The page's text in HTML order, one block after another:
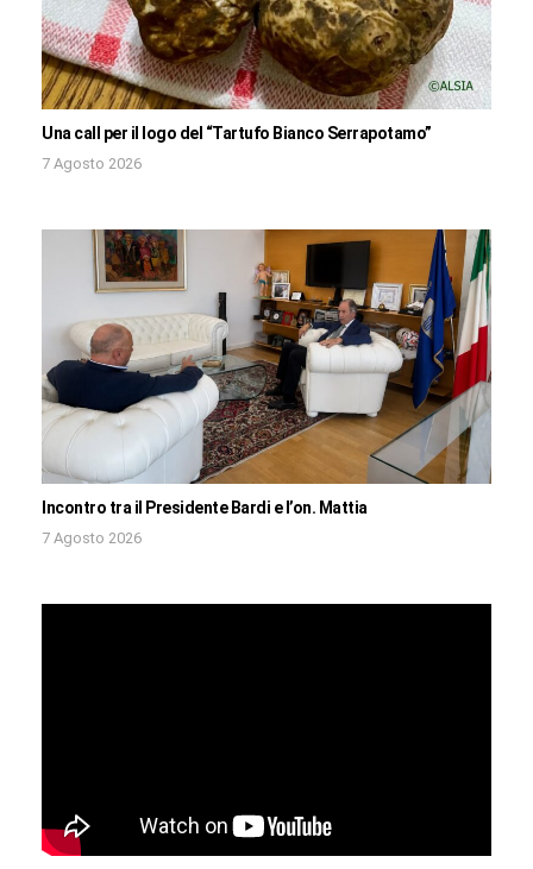
Una call per il logo del “Tartufo Bianco Serrapotamo”
7 Agosto 2026
Incontro tra il Presidente Bardi e l’on. Mattia
7 Agosto 2026